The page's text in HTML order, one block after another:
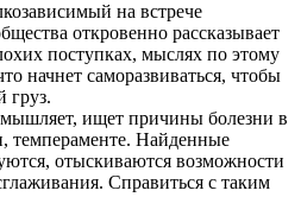
на встрече
откровенно рассказывает
поступках, мыслях по этому
начнет саморазвиваться, чтобы
груз.
ищет причины болезни в
темпераменте. Найденные
отыскиваются возможности
Справиться с таким